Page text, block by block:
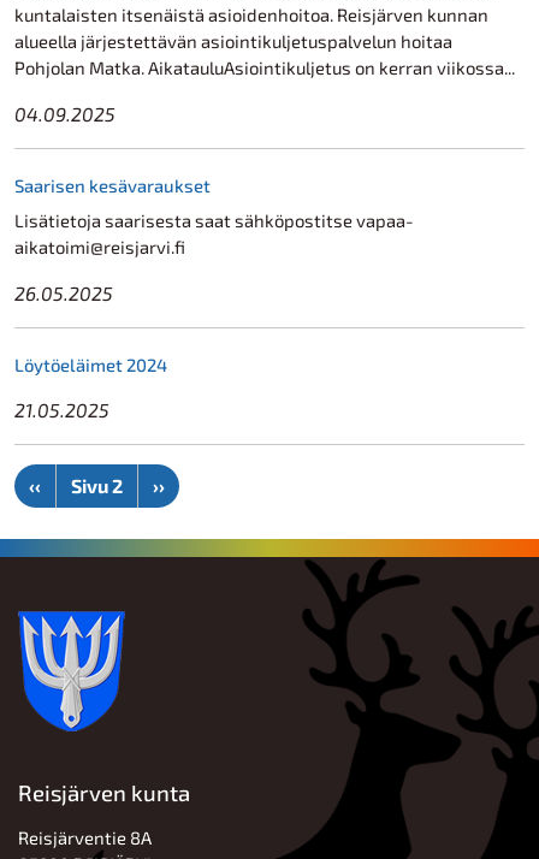
kuntalaisten itsenäistä asioidenhoitoa. Reisjärven kunnan
alueella järjestettävän asiointikuljetuspalvelun hoitaa
Pohjolan Matka. AikatauluAsiointikuljetus on kerran viikossa...
04.09.2025
Saarisen kesävaraukset
Lisätietoja saarisesta saat sähköpostitse vapaa-
aikatoimi@reisjarvi.fi
26.05.2025
Löytöeläimet 2024
21.05.2025
Sivutus
Edellinen sivu
‹‹ Sivu 2 Seuraava sivu
››
Reisjärven kunta
Reisjärventie 8A